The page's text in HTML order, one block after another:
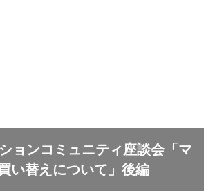
ョンコミュニティ座談会「マ
い替えについて」後編